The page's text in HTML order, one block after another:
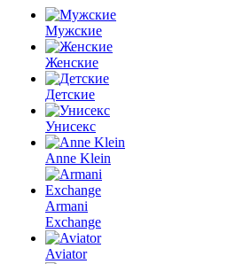
Мужские
Женские
Детские
Унисекс
Anne Klein
Armani
Exchange
Aviator